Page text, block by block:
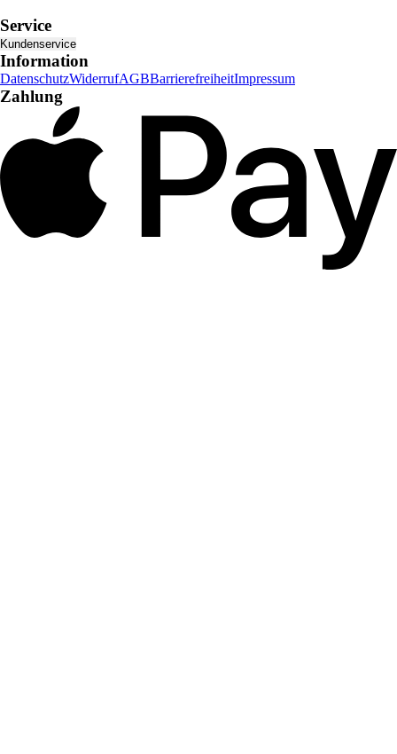
Service
Kundenservice
Information
DatenschutzWiderrufAGBBarrierefreiheitImpressum
Zahlung